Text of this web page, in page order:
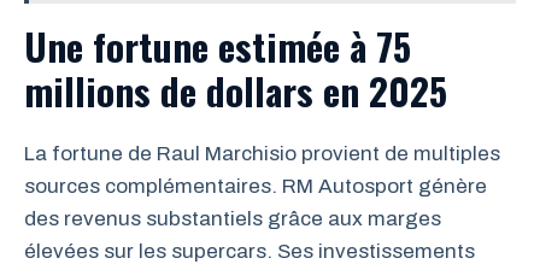
Une fortune estimée à 75
millions de dollars en 2025
La fortune de Raul Marchisio provient de multiples
sources complémentaires. RM Autosport génère
des revenus substantiels grâce aux marges
élevées sur les supercars. Ses investissements